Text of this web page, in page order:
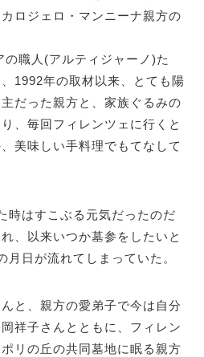
ロジェロ・マンニーナ親方の
職人(アルティジャーノ)た
1992年の取材以来、とても陽
だった親方と、家族ぐるみの
、毎回フィレンツェに行くと
美味しい手料理でもてなして
時はすこぶる元気だったのだ
、以来いつか墓参をしたいと
月日が流れてしまっていた。
と、親方の愛弟子で今は自分
祥子さんとともに、フィレン
リの丘の共同墓地に眠る親方